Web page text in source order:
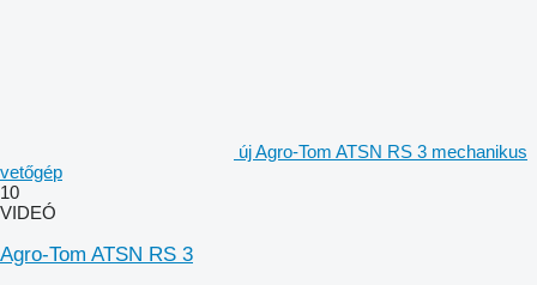
új Agro-Tom ATSN RS 3 mechanikus
vetőgép
10
VIDEÓ
Agro-Tom ATSN RS 3